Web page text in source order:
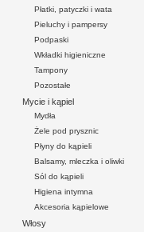
Płatki, patyczki i wata
Pieluchy i pampersy
Podpaski
Wkładki higieniczne
Tampony
Pozostałe
Mycie i kąpiel
Mydła
Żele pod prysznic
Płyny do kąpieli
Balsamy, mleczka i oliwki
Sól do kąpieli
Higiena intymna
Akcesoria kąpielowe
Włosy